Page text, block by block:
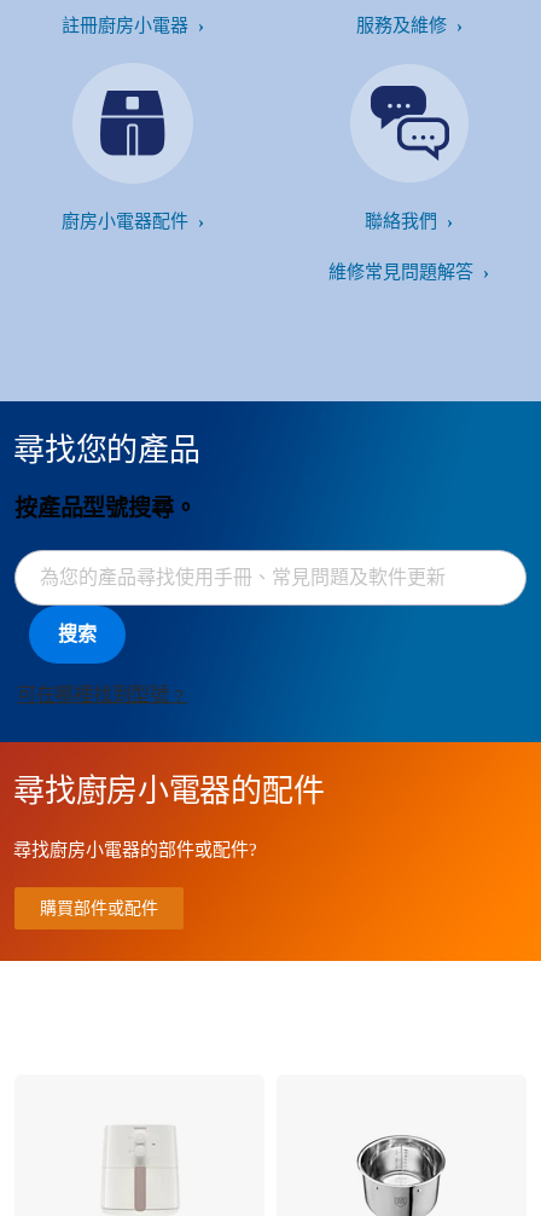
註冊廚房小電器 服務及維修
廚房小電器配件 聯絡我們
維修常見問題解答
尋找您的產品
按產品型號搜尋。
搜索
可在哪裡找到型號﹖
尋找廚房小電器的配件
尋找廚房小電器的部件或配件?
購買部件或配件